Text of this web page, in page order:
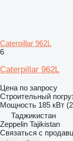
Caterpillar 962L
6
Caterpillar 962L
Цена по запросу
Строительный
Мощность 185 кВт
Таджикистан
Zeppelin Tajikistan
Связаться с